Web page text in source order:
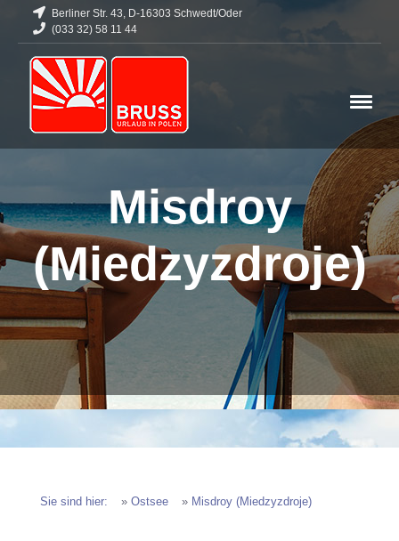
Berliner Str. 43, D-16303 Schwedt/Oder
(033 32) 58 11 44
Misdroy
(Miedzyzdroje)
Sie sind hier: » Ostsee » Misdroy (Miedzyzdroje)